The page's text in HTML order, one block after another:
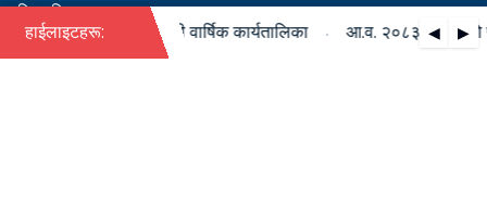
सिफारिस
हाईलाइटहरू: ◀ ▶
०८४ को पदपूर्ति सम्बन्धी वार्षिक कार्यतालिका आ.व. २०८३/०८४ को